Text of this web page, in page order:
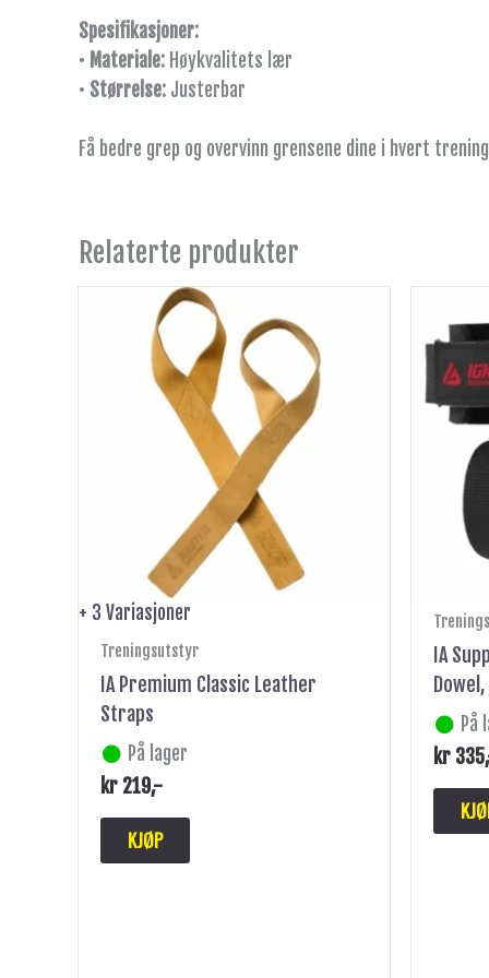
Spesifikasjoner:
• Materiale: Høykvalitets lær
• Størrelse: Justerbar
Få bedre grep og overvinn grensene dine i hvert
Relaterte produkter
+ 3 Variasjoner
Treningsutstyr
IA Premium Classic Leather
Straps
På lager
kr 219,-
KJØP
Dette
produktet
har
flere
varianter.
Alternativene
kan
velges
på
produktsiden
IA
På
kr 335